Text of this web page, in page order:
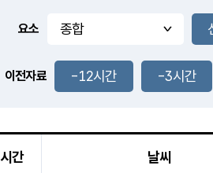
풍도
2.0m/s
-
요소
이전자료 -12시간 -3시간
시간 날씨